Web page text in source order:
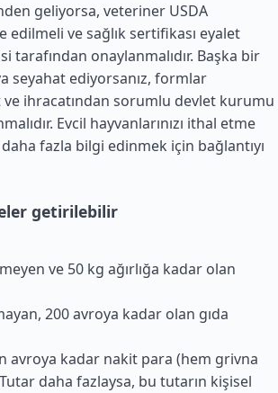
geliyorsa, veteriner USDA
edilmeli ve sağlık sertifikası eyalet
tarafından onaylanmalıdır. Başka bir
seyahat ediyorsanız, formlar
ve ihracatından sorumlu devlet kurumu
Evcil hayvanlarınızı ithal etme
fazla bilgi edinmek için bağlantıyı
getirilebilir
ve 50 kg ağırlığa kadar olan
200 avroya kadar olan gıda
avroya kadar nakit para (hem grivna
daha fazlaysa, bu tutarın kişisel